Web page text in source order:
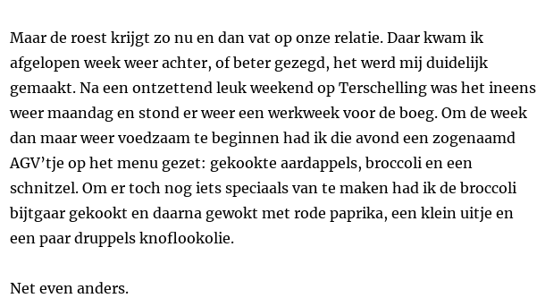
Maar de roest krijgt zo nu en dan vat op onze relatie. Daar kwam ik
afgelopen week weer achter, of beter gezegd, het werd mij duidelijk
gemaakt. Na een ontzettend leuk weekend op Terschelling was het ineens
weer maandag en stond er weer een werkweek voor de boeg. Om de week
dan maar weer voedzaam te beginnen had ik die avond een zogenaamd
AGV’tje op het menu gezet: gekookte aardappels, broccoli en een
schnitzel. Om er toch nog iets speciaals van te maken had ik de broccoli
bijtgaar gekookt en daarna gewokt met rode paprika, een klein uitje en
een paar druppels knoflookolie.
Net even anders.